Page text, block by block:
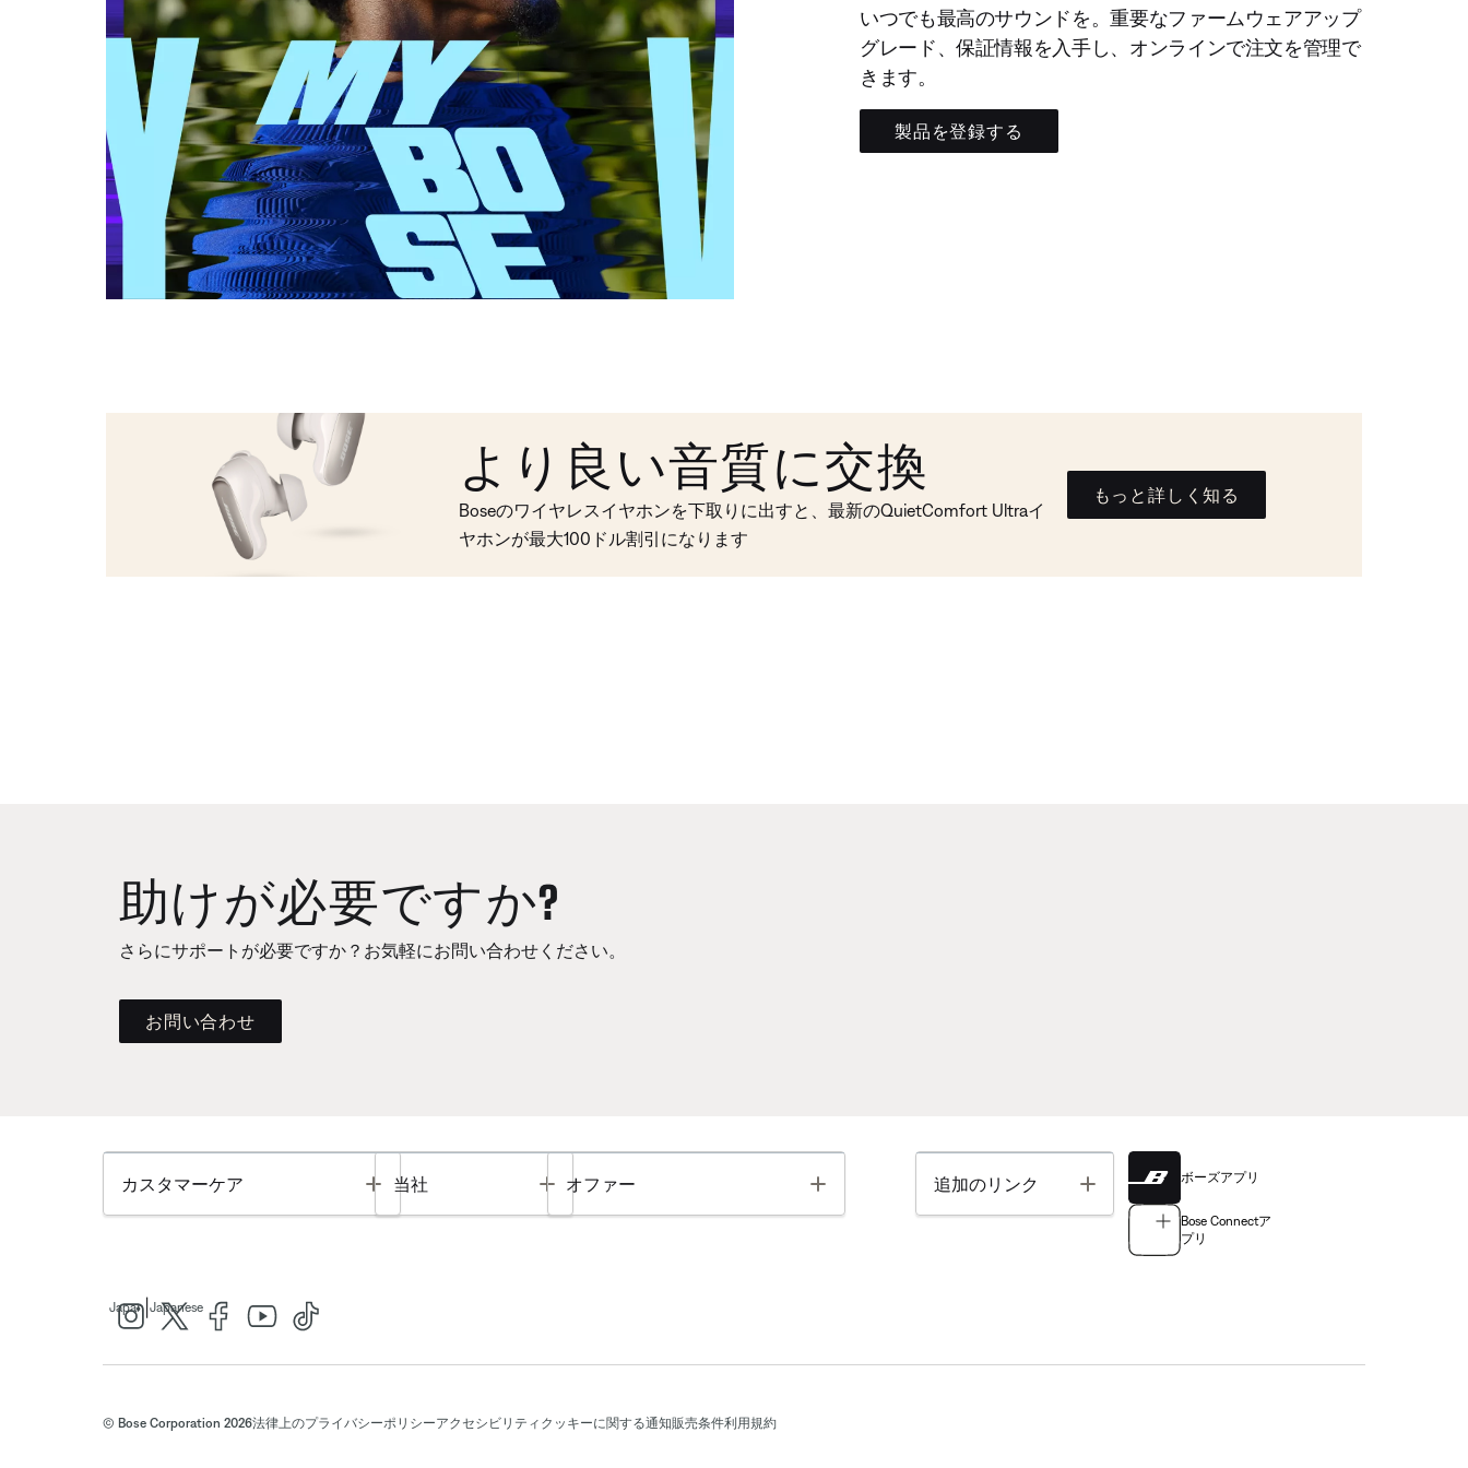
いつでも最高のサウンドを。重要なファームウェアアップ
グレード、保証情報を入手し、オンラインで注文を管理で
きます。
製品を登録する
より良い音質に交換
Boseのワイヤレスイヤホンを下取りに出すと、最新のQuietComfort Ultraイ
ヤホンが最大100ドル割引になります
もっと詳しく知る
助けが必要ですか?
さらにサポートが必要ですか？お気軽にお問い合わせください。
お問い合わせ
カスタマーケア Toggle
当社 Toggle
オファー Toggle 追加のリンク Toggle ボーズアプリ
Bose Connectア
プリ
Japan Japanese
© Bose Corporation 2026法律上のプライバシーポリシーアクセシビリティ クッキーに関する通知販売条件利用規約